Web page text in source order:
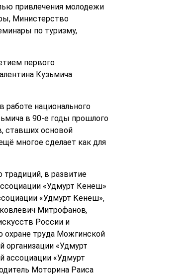
привлечения молодежи
Министерство
по туризму,
первого
Кузьмича
работе национального
в 90-е годы прошлого
ставших основой
многое сделает как для
традиций, в развитие
«Удмурт Кенеш»
«Удмурт Кенеш»,
Митрофанов,
России и
охране труда Можгинской
организации «Удмурт
ассоциации «Удмурт
Моторина Раиса